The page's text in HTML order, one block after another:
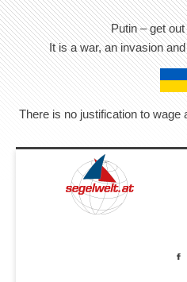
Putin – get
It is a war, an invasion
There is no justification to wage